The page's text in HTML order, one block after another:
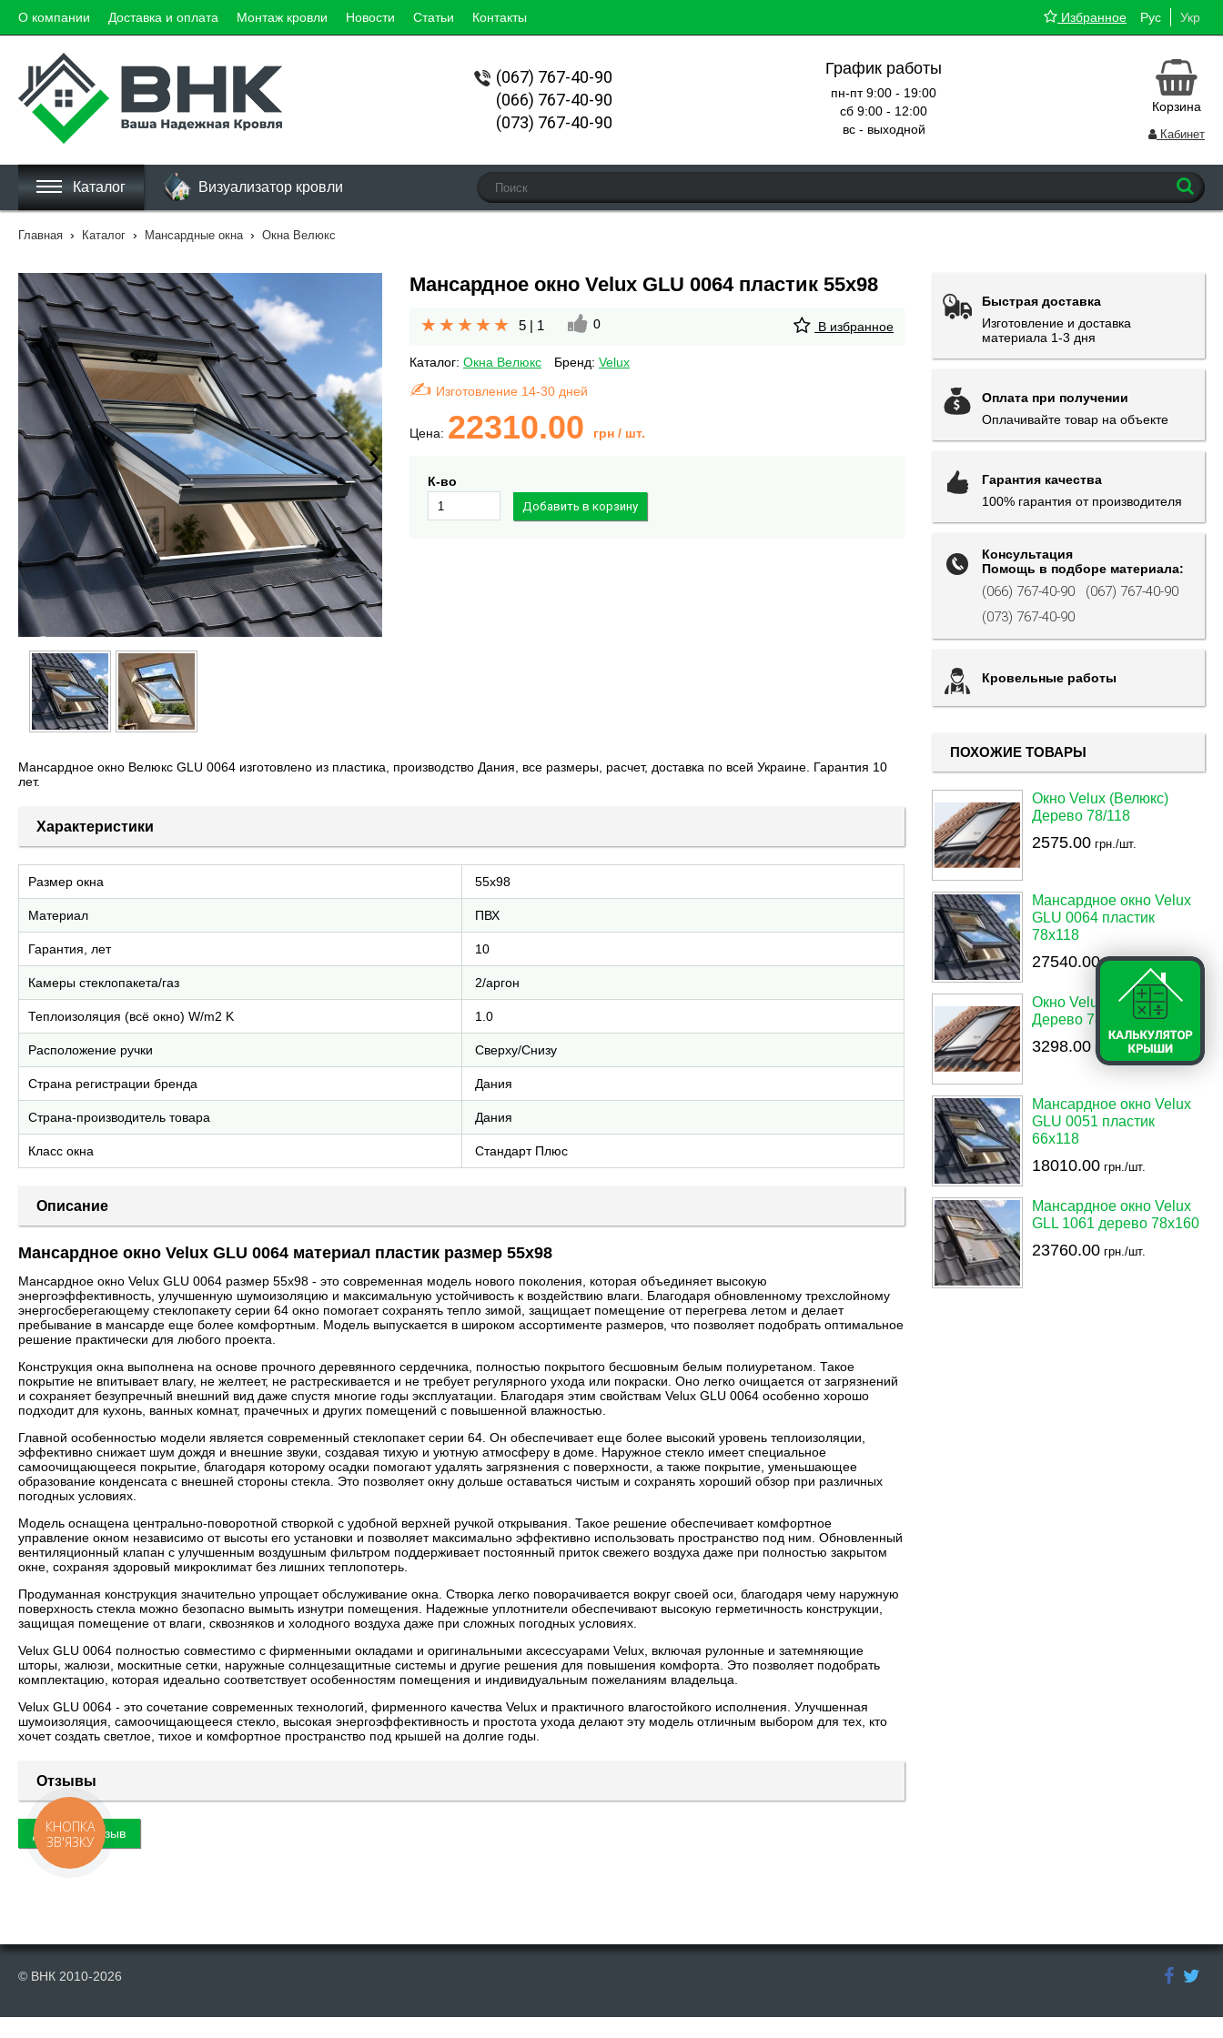
Рус Укр
Избранное
О компании Доставка и оплата Монтаж кровли Новости Статьи Контакты
(067) 767-40-90
(066) 767-40-90
(073) 767-40-90
График работы
пн-пт 9:00 - 19:00
сб 9:00 - 12:00
вс - выходной
Корзина
Кабинет
Каталог Визуализатор кровли
Главная › Каталог › Мансардные окна › Окна Велюкс
›
Мансардное окно Velux GLU 0064 пластик 55x98
5 | 1 0 В избранное
Каталог: Окна Велюкс Бренд: Velux
Изготовление 14-30 дней
Цена: 22310.00 грн / шт.
К-во
Мансардное окно Велюкс GLU 0064 изготовлено из пластика, производство Дания, все размеры, расчет, доставка по всей Украине. Гарантия 10
лет.
Характеристики
Размер окна 55х98
Материал ПВХ
Гарантия, лет 10
Камеры стеклопакета/газ 2/аргон
Теплоизоляция (всё окно) W/m2 K 1.0
Расположение ручки Сверху/Снизу
Страна регистрации бренда Дания
Страна-производитель товара Дания
Класс окна Стандарт Плюс
Описание
Мансардное окно Velux GLU 0064 материал пластик размер 55x98
Мансардное окно Velux GLU 0064 размер 55x98 - это современная модель нового поколения, которая объединяет высокую
энергоэффективность, улучшенную шумоизоляцию и максимальную устойчивость к воздействию влаги. Благодаря обновленному трехслойному
энергосберегающему стеклопакету серии 64 окно помогает сохранять тепло зимой, защищает помещение от перегрева летом и делает
пребывание в мансарде еще более комфортным. Модель выпускается в широком ассортименте размеров, что позволяет подобрать оптимальное
решение практически для любого проекта.
Конструкция окна выполнена на основе прочного деревянного сердечника, полностью покрытого бесшовным белым полиуретаном. Такое
покрытие не впитывает влагу, не желтеет, не растрескивается и не требует регулярного ухода или покраски. Оно легко очищается от загрязнений
и сохраняет безупречный внешний вид даже спустя многие годы эксплуатации. Благодаря этим свойствам Velux GLU 0064 особенно хорошо
подходит для кухонь, ванных комнат, прачечных и других помещений с повышенной влажностью.
Главной особенностью модели является современный стеклопакет серии 64. Он обеспечивает еще более высокий уровень теплоизоляции,
эффективно снижает шум дождя и внешние звуки, создавая тихую и уютную атмосферу в доме. Наружное стекло имеет специальное
самоочищающееся покрытие, благодаря которому осадки помогают удалять загрязнения с поверхности, а также покрытие, уменьшающее
образование конденсата с внешней стороны стекла. Это позволяет окну дольше оставаться чистым и сохранять хороший обзор при различных
погодных условиях.
Модель оснащена центрально-поворотной створкой с удобной верхней ручкой открывания. Такое решение обеспечивает комфортное
управление окном независимо от высоты его установки и позволяет максимально эффективно использовать пространство под ним. Обновленный
вентиляционный клапан с улучшенным воздушным фильтром поддерживает постоянный приток свежего воздуха даже при полностью закрытом
окне, сохраняя здоровый микроклимат без лишних теплопотерь.
Продуманная конструкция значительно упрощает обслуживание окна. Створка легко поворачивается вокруг своей оси, благодаря чему наружную
поверхность стекла можно безопасно вымыть изнутри помещения. Надежные уплотнители обеспечивают высокую герметичность конструкции,
защищая помещение от влаги, сквозняков и холодного воздуха даже при сложных погодных условиях.
Velux GLU 0064 полностью совместимо с фирменными окладами и оригинальными аксессуарами Velux, включая рулонные и затемняющие
шторы, жалюзи, москитные сетки, наружные солнцезащитные системы и другие решения для повышения комфорта. Это позволяет подобрать
комплектацию, которая идеально соответствует особенностям помещения и индивидуальным пожеланиям владельца.
Velux GLU 0064 - это сочетание современных технологий, фирменного качества Velux и практичного влагостойкого исполнения. Улучшенная
шумоизоляция, самоочищающееся стекло, высокая энергоэффективность и простота ухода делают эту модель отличным выбором для тех, кто
хочет создать светлое, тихое и комфортное пространство под крышей на долгие годы.
Отзывы
Добавить отзыв
Быстрая доставка
Изготовление и доставка
материала 1-3 дня
Оплата при получении
Оплачивайте товар на объекте
Гарантия качества
100% гарантия от производителя
Консультация
Помощь в подборе материала:
(066) 767-40-90
(067) 767-40-90
(073) 767-40-90
Кровельные работы
ПОХОЖИЕ ТОВАРЫ
Окно Velux (Велюкс)
Дерево 78/118
2575.00 грн./шт.
Мансардное окно Velux
GLU 0064 пластик
78x118
27540.00 грн./шт.
Окно Velux (Велюкс)
Дерево 78/160
3298.00 грн./шт.
Мансардное окно Velux
GLU 0051 пластик
66х118
18010.00 грн./шт.
Мансардное окно Velux
GLL 1061 дерево 78х160
23760.00 грн./шт.
© ВНК 2010-2026
КНОПКА
ЗВ'ЯЗКУ